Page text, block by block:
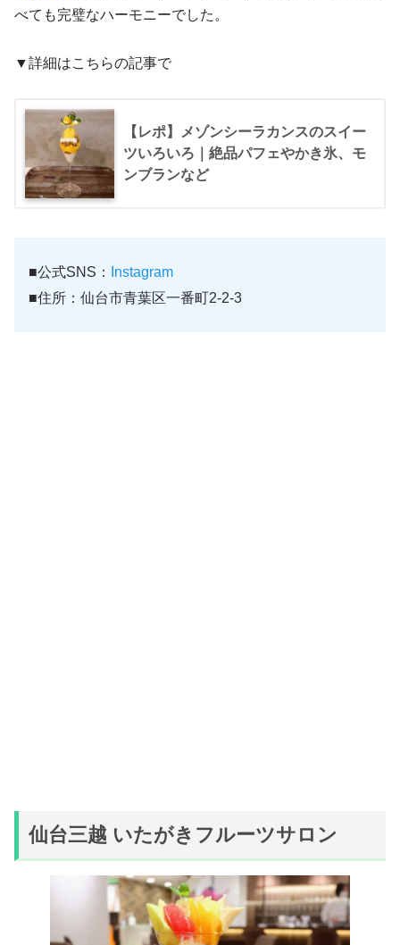
べても完璧なハーモニーでした。
▼詳細はこちらの記事で
【レポ】メゾンシーラカンスのスイー
ツいろいろ｜絶品パフェやかき氷、モ
ンブランなど
■公式SNS：
Instagram
■住所：仙台市青葉区一番町2-2-3
仙台三越 いたがきフルーツサロン